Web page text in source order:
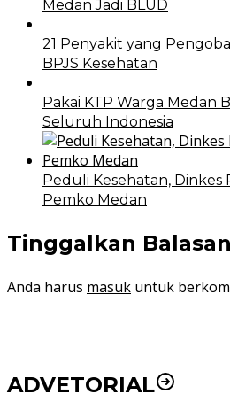
Medan Jadi BLUD
21 Penyakit yang
BPJS Kesehatan
Pakai KTP Warga Medan
Seluruh Indonesia
Peduli Kesehatan, Dinkes
Pemko Medan
Tinggalkan Balasan
Anda harus masuk untuk
ADVETORIAL